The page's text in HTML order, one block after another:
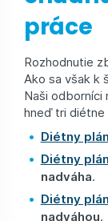
práce
Rozhodnutie
Ako sa však k
Naši odborníci
hneď tri diétne
Diétny
Diétny
nadváha.
Diétny
nadváhou.